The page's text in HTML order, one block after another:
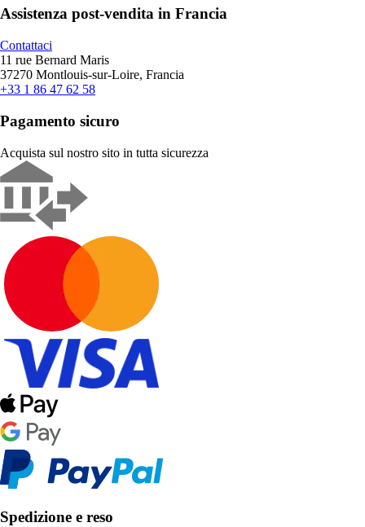
Assistenza post-vendita in Francia
Contattaci
11 rue Bernard Maris
37270 Montlouis-sur-Loire, Francia
+33 1 86 47 62 58
Pagamento sicuro
Acquista sul nostro sito in tutta sicurezza
Spedizione e reso